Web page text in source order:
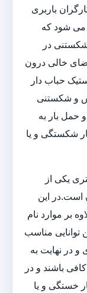
باربری
می شود که
در
خالی درون
حباب دار
و شکستنی
حمل بار به
شکستگی و یا
یکی از
است.در این
بر موارد نام
مناسب
در نهایت به
باشند و در
خستگی و یا